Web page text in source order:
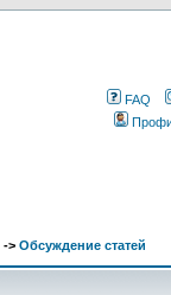
FAQ
-> Обсуждение статей